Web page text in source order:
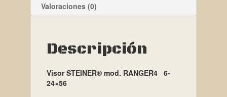
Valoraciones (0)
Descripción
Visor STEINER® mod. RANGER4 6-
24×56